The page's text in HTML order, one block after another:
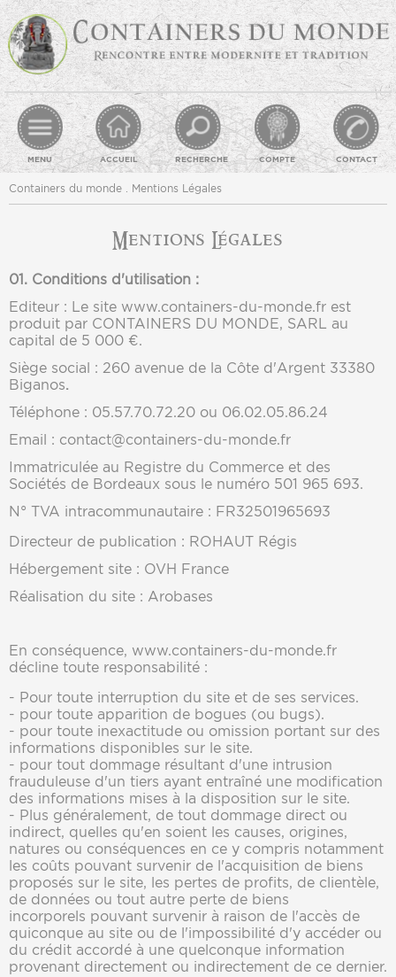
MENU ACCUEIL RECHERCHE COMPTE CONTACT
Containers du monde . Mentions Légales
Mentions Légales
01. Conditions d'utilisation :
Editeur : Le site www.containers-du-monde.fr est
produit par CONTAINERS DU MONDE, SARL au
capital de 5 000 €.
Siège social : 260 avenue de la Côte d'Argent 33380
Biganos.
Téléphone : 05.57.70.72.20 ou 06.02.05.86.24
Email : contact@containers-du-monde.fr
Immatriculée au Registre du Commerce et des
Sociétés de Bordeaux sous le numéro 501 965 693.
N° TVA intracommunautaire : FR32501965693
Directeur de publication : ROHAUT Régis
Hébergement site : OVH France
Réalisation du site : Arobases
En conséquence, www.containers-du-monde.fr
décline toute responsabilité :
- Pour toute interruption du site et de ses services.
- pour toute apparition de bogues (ou bugs).
- pour toute inexactitude ou omission portant sur des
informations disponibles sur le site.
- pour tout dommage résultant d'une intrusion
frauduleuse d'un tiers ayant entraîné une modification
des informations mises à la disposition sur le site.
- Plus généralement, de tout dommage direct ou
indirect, quelles qu'en soient les causes, origines,
natures ou conséquences en ce y compris notamment
les coûts pouvant survenir de l'acquisition de biens
proposés sur le site, les pertes de profits, de clientèle,
de données ou tout autre perte de biens
incorporels pouvant survenir à raison de l'accès de
quiconque au site ou de l'impossibilité d'y accéder ou
du crédit accordé à une quelconque information
provenant directement ou indirectement de ce dernier.